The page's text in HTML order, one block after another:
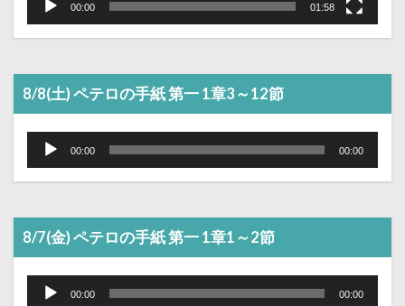
00:00 01:58
8/8(土) ペテロの手紙 第一 1章3～12節
音
レ
ー
00:00 00:00
8/7(金) ペテロの手紙 第一 1章1～2節
音
00:00 00:00